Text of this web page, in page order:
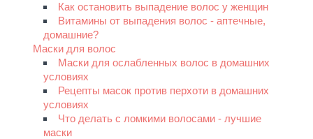
Как остановить выпадение волос у женщин
Витамины от выпадения волос - аптечные,
домашние?
Маски для волос
Маски для ослабленных волос в домашних
условиях
Рецепты масок против перхоти в домашних
условиях
Что делать с ломкими волосами - лучшие
маски